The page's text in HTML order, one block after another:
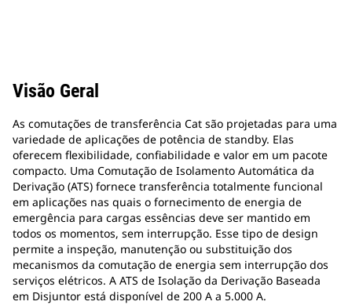
Visão Geral
As comutações de transferência Cat são projetadas para uma
variedade de aplicações de potência de standby. Elas
oferecem flexibilidade, confiabilidade e valor em um pacote
compacto. Uma Comutação de Isolamento Automática da
Derivação (ATS) fornece transferência totalmente funcional
em aplicações nas quais o fornecimento de energia de
emergência para cargas essências deve ser mantido em
todos os momentos, sem interrupção. Esse tipo de design
permite a inspeção, manutenção ou substituição dos
mecanismos da comutação de energia sem interrupção dos
serviços elétricos. A ATS de Isolação da Derivação Baseada
em Disjuntor está disponível de 200 A a 5.000 A.